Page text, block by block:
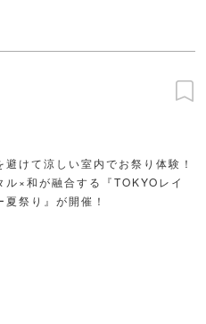
避けて涼しい室内でお祭り体験！
ル×和が融合する『TOKYOレイ
夏祭り』が開催！